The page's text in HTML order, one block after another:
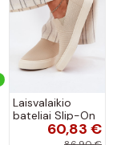
Laisvalaikio
bateliai Slip-On
Big Star
RR274721 smėlio
60,83 €